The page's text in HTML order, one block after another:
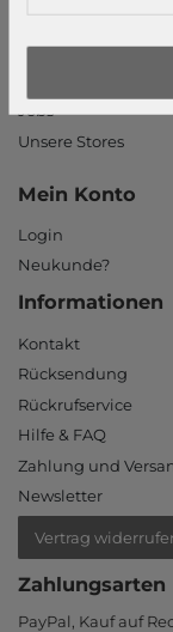
Jobs
Unsere Stores
Mein Konto
Login
Neukunde?
Informationen
Kontakt
Rücksendung
Rückrufservice
Hilfe & FAQ
Zahlung und
Newsletter
Vertrag
Zahlungsarten
PayPal, Kauf auf